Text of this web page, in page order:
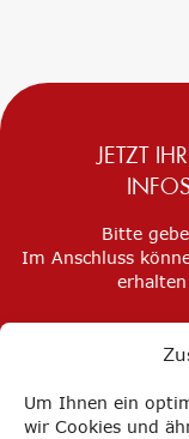
Um Ihnen ein
wir Cookies und
JETZT
Bitte
Im Anschluss